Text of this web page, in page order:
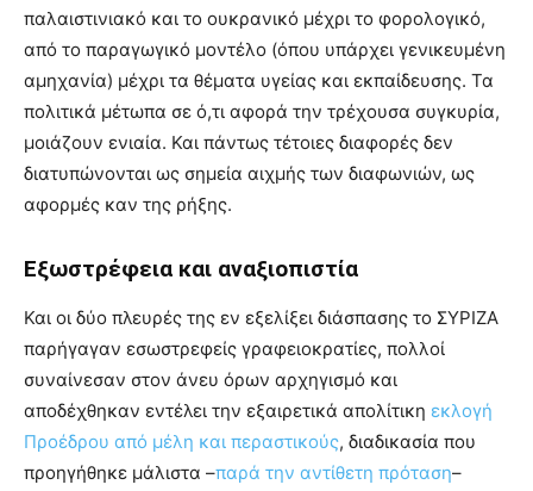
παλαιστινιακό και το ουκρανικό μέχρι το φορολογικό,
από το παραγωγικό μοντέλο (όπου υπάρχει γενικευμένη
αμηχανία) μέχρι τα θέματα υγείας και εκπαίδευσης. Τα
πολιτικά μέτωπα σε ό,τι αφορά την τρέχουσα συγκυρία,
μοιάζουν ενιαία. Και πάντως τέτοιες διαφορές δεν
διατυπώνονται ως σημεία αιχμής των διαφωνιών, ως
αφορμές καν της ρήξης.
Εξωστρέφεια και αναξιοπιστία
Και οι δύο πλευρές της εν εξελίξει διάσπασης το ΣΥΡΙΖΑ
παρήγαγαν εσωστρεφείς γραφειοκρατίες, πολλοί
συναίνεσαν στον άνευ όρων αρχηγισμό και
αποδέχθηκαν εντέλει την εξαιρετικά απολίτικη εκλογή
Προέδρου από μέλη και περαστικούς, διαδικασία που
προηγήθηκε μάλιστα –παρά την αντίθετη πρόταση–